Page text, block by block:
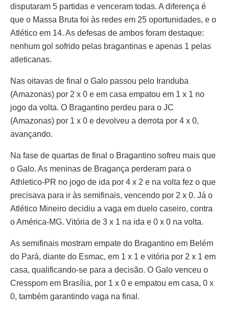
disputaram 5 partidas e venceram todas. A diferença é
que o Massa Bruta foi às redes em 25 oportunidades, e o
Atlético em 14. As defesas de ambos foram destaque:
nenhum gol sofrido pelas bragantinas e apenas 1 pelas
atleticanas.
Nas oitavas de final o Galo passou pelo Iranduba
(Amazonas) por 2 x 0 e em casa empatou em 1 x 1 no
jogo da volta. O Bragantino perdeu para o JC
(Amazonas) por 1 x 0 e devolveu a derrota por 4 x 0,
avançando.
Na fase de quartas de final o Bragantino sofreu mais que
o Galo. As meninas de Bragança perderam para o
Athletico-PR no jogo de ida por 4 x 2 e na volta fez o que
precisava para ir às semifinais, vencendo por 2 x 0. Já o
Atlético Mineiro decidiu a vaga em duelo caseiro, contra
o América-MG. Vitória de 3 x 1 na ida e 0 x 0 na volta.
As semifinais mostram empate do Bragantino em Belém
do Pará, diante do Esmac, em 1 x 1 e vitória por 2 x 1 em
casa, qualificando-se para a decisão. O Galo venceu o
Cresspom em Brasília, por 1 x 0 e empatou em casa, 0 x
0, também garantindo vaga na final.